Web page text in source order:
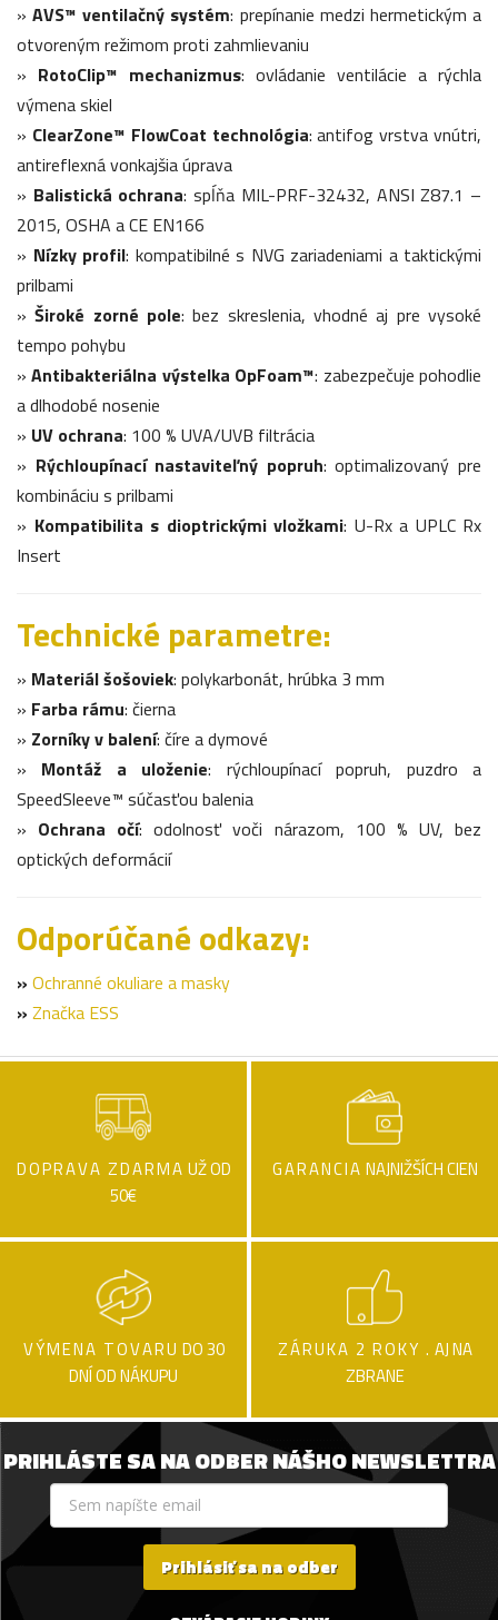
»AVS™ ventilačný systém: prepínanie medzi hermetickým a
otvoreným režimom proti zahmlievaniu
» RotoClip™ mechanizmus: ovládanie ventilácie a rýchla
výmena skiel
» ClearZone™ FlowCoat technológia: antifog vrstva vnútri,
antireflexná vonkajšia úprava
» Balistická ochrana: spĺňa MIL-PRF-32432, ANSI Z87.1 –
2015, OSHA a CE EN166
» Nízky profil: kompatibilné s NVG zariadeniami a taktickými
prilbami
»Široké zorné pole: bez skreslenia, vhodné aj pre vysoké
tempo pohybu
»Antibakteriálna výstelka OpFoam™: zabezpečuje pohodlie
a dlhodobé nosenie
» UV ochrana: 100 % UVA/UVB filtrácia
» Rýchloupínací nastaviteľný popruh: optimalizovaný pre
kombináciu s prilbami
» Kompatibilita s dioptrickými vložkami: U-Rx a UPLC Rx
Insert
Technické parametre:
» Materiál šošoviek: polykarbonát, hrúbka 3 mm
» Farba rámu: čierna
» Zorníky v balení: číre a dymové
» Montáž a uloženie: rýchloupínací popruh, puzdro a
SpeedSleeve™ súčasťou balenia
» Ochrana očí: odolnosť voči nárazom, 100 % UV, bez
optických deformácií
Odporúčané odkazy:
» Ochranné okuliare a masky
» Značka ESS
DOPRAVA ZDARMA UŽ OD
50€
GARANCIA NAJNIŽŠÍCH CIEN
VÝMENA TOVARU DO 30
DNÍ OD NÁKUPU
ZÁRUKA 2 ROKY . AJ NA
ZBRANE
PRIHLÁSTE SA NA ODBER NÁŠHO NEWSLETTRA
Prihlásiť sa na odber